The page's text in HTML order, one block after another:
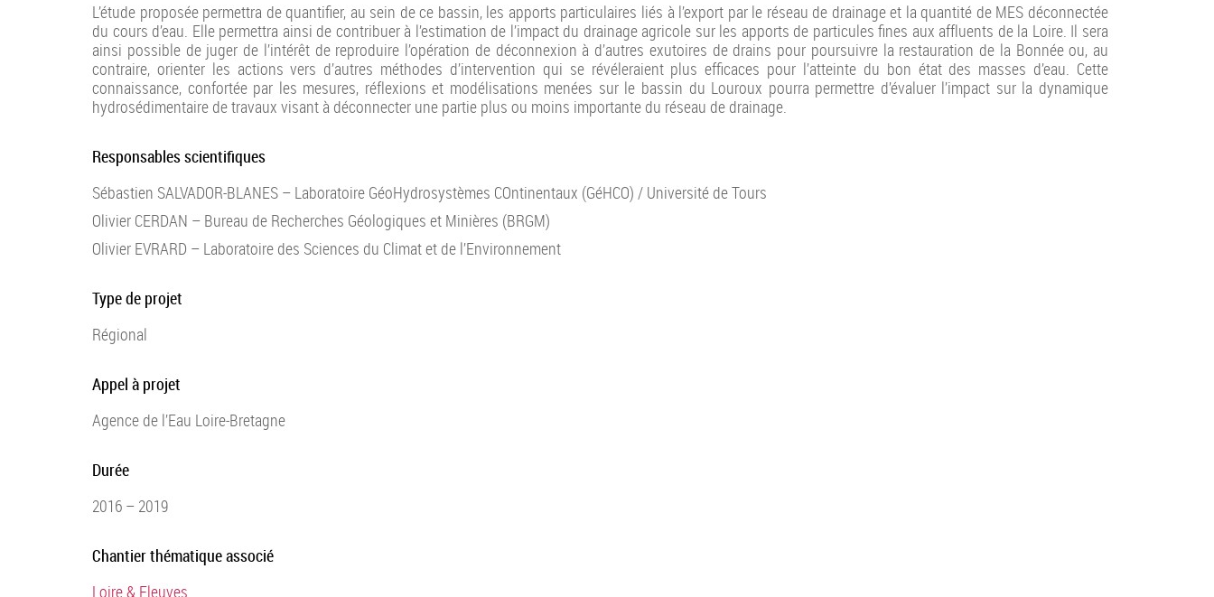
L’étude proposée permettra de quantifier, au sein de ce bassin, les apports particulaires liés à l’export par le réseau de drainage et la quantité de MES déconnectée
du cours d’eau. Elle permettra ainsi de contribuer à l’estimation de l’impact du drainage agricole sur les apports de particules fines aux affluents de la Loire. Il sera
ainsi possible de juger de l’intérêt de reproduire l’opération de déconnexion à d’autres exutoires de drains pour poursuivre la restauration de la Bonnée ou, au
contraire, orienter les actions vers d’autres méthodes d’intervention qui se révéleraient plus efficaces pour l’atteinte du bon état des masses d’eau. Cette
connaissance, confortée par les mesures, réflexions et modélisations menées sur le bassin du Louroux pourra permettre d’évaluer l’impact sur la dynamique
hydrosédimentaire de travaux visant à déconnecter une partie plus ou moins importante du réseau de drainage.
Responsables scientifiques
Sébastien SALVADOR-BLANES – Laboratoire GéoHydrosystèmes COntinentaux (GéHCO) / Université de Tours
Olivier CERDAN – Bureau de Recherches Géologiques et Minières (BRGM)
Olivier EVRARD – Laboratoire des Sciences du Climat et de l’Environnement
Type de projet
Régional
Appel à projet
Agence de l’Eau Loire-Bretagne
Durée
2016 – 2019
Chantier thématique associé
Loire & Fleuves